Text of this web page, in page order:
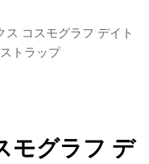
コスモグラフ デイト
トラップ
グラフ デ